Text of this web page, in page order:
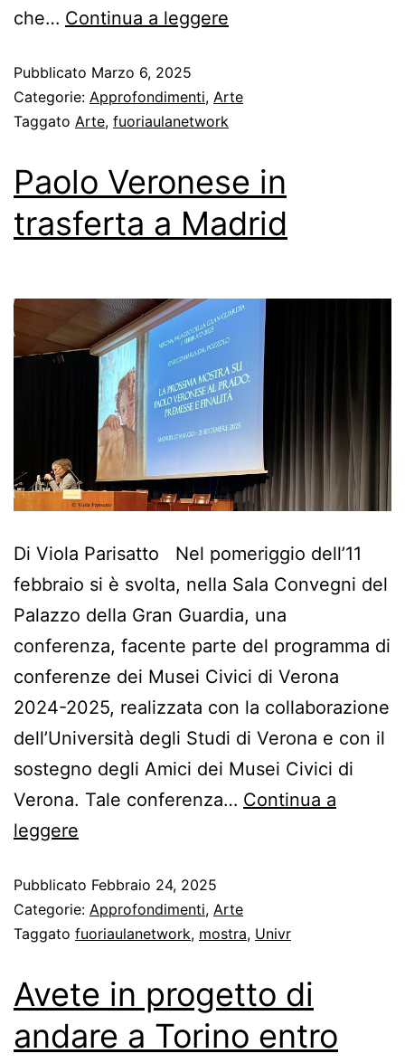
che… Continua a leggere
Pubblicato Marzo 6, 2025
Categorie: Approfondimenti, Arte
Taggato Arte, fuoriaulanetwork
Paolo Veronese in
trasferta a Madrid
Di Viola Parisatto Nel pomeriggio dell’11
febbraio si è svolta, nella Sala Convegni del
Palazzo della Gran Guardia, una
conferenza, facente parte del programma di
conferenze dei Musei Civici di Verona
2024-2025, realizzata con la collaborazione
dell’Università degli Studi di Verona e con il
sostegno degli Amici dei Musei Civici di
Verona. Tale conferenza… Continua a
leggere
Pubblicato Febbraio 24, 2025
Categorie: Approfondimenti, Arte
Taggato fuoriaulanetwork, mostra, Univr
Avete in progetto di
andare a Torino entro